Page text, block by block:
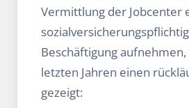
Vermittlung der Jobcenter
Beschäftigung
letzten Jahren einen
gezeigt: